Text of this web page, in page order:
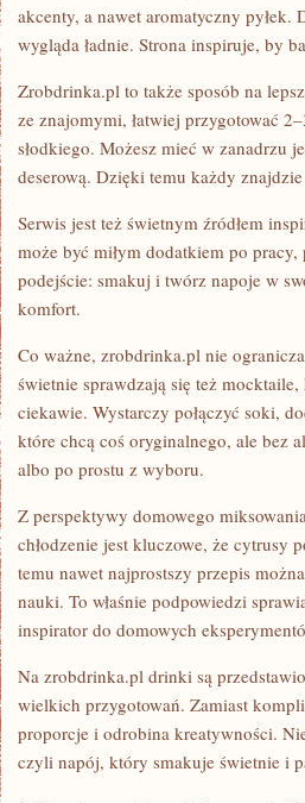
akcenty, a nawet aromatyczny
wygląda ładnie. Strona inspiruje, by
Zrobdrinka.pl to także sposób na
ze znajomymi, łatwiej przygotować
słodkiego. Możesz mieć w zanadrzu
deserową. Dzięki temu każdy
Serwis jest też świetnym źródłem
może być miłym dodatkiem po
podejście: smakuj i twórz napoje w
komfort.
Co ważne, zrobdrinka.pl nie
świetnie sprawdzają się też
ciekawie. Wystarczy połączyć soki,
które chcą coś oryginalnego, ale bez
albo po prostu z wyboru.
Z perspektywy domowego
chłodzenie jest kluczowe, że cytrusy
temu nawet najprostszy przepis
nauki. To właśnie podpowiedzi
inspirator do domowych
Na zrobdrinka.pl drinki są
wielkich przygotowań. Zamiast
proporcje i odrobina kreatywności.
czyli napój, który smakuje świetnie i